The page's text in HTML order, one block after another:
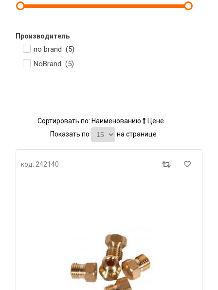
Производитель
no brand (5)
NoBrand (5)
Сортировать по: Наименованию
Цене
Показать по
на странице
код: 242140